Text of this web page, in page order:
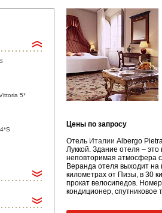
5*
Цены по запросу
Отель Италии Albergo
Луккой. Здание отеля –
неповторимая атмосфера
Веранда отеля выходит на
километрах от Пизы, в 30
прокат велосипедов.
кондиционер,